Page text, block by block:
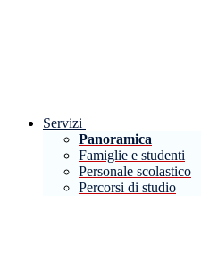
Servizi
Panoramica
Famiglie e studenti
Personale scolastico
Percorsi di studio